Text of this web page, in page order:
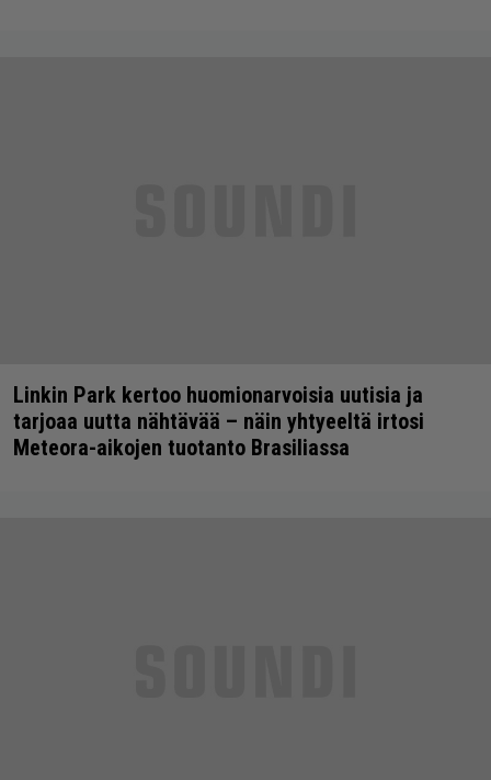
Linkin Park kertoo huomionarvoisia uutisia ja
tarjoaa uutta nähtävää – näin yhtyeeltä irtosi
Meteora-aikojen tuotanto Brasiliassa